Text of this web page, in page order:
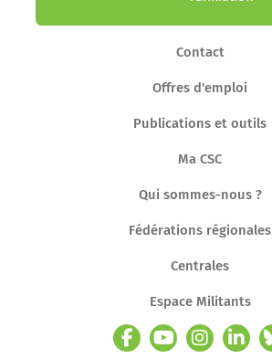
Contact
Offres d'emploi
Publications et outils
Ma CSC
Qui sommes-nous ?
Fédérations régionales
Centrales
Espace Militants